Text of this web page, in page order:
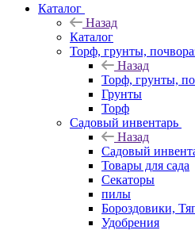
Каталог
Назад
Каталог
Торф, грунты,
Назад
Торф, грунты,
Грунты
Торф
Садовый инвентарь
Назад
Садовый
Товары для сада
Секаторы
пилы
Бороздовики,
Удобрения